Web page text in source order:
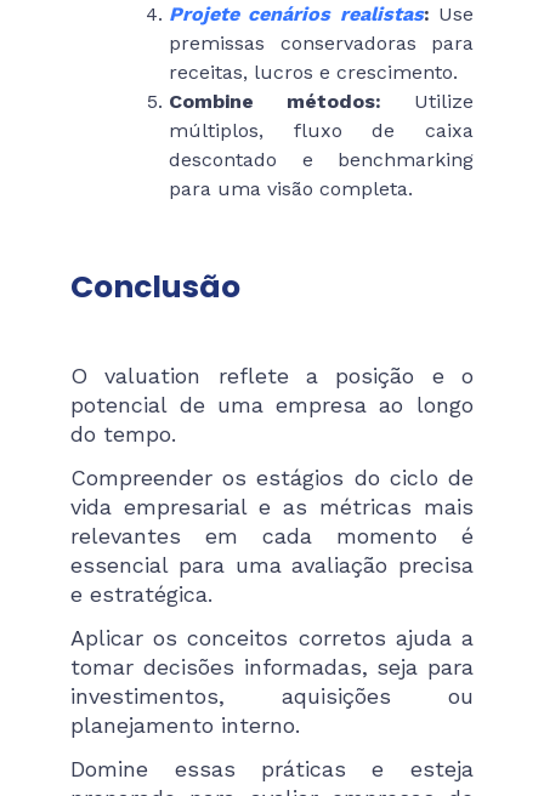
Projete cenários realistas: Use
premissas conservadoras para
receitas, lucros e crescimento.
Combine métodos: Utilize
múltiplos, fluxo de caixa
descontado e benchmarking
para uma visão completa.
Conclusão
O valuation reflete a posição e o
potencial de uma empresa ao longo
do tempo.
Compreender os estágios do ciclo de
vida empresarial e as métricas mais
relevantes em cada momento é
essencial para uma avaliação precisa
e estratégica.
Aplicar os conceitos corretos ajuda a
tomar decisões informadas, seja para
investimentos, aquisições ou
planejamento interno.
Domine essas práticas e esteja